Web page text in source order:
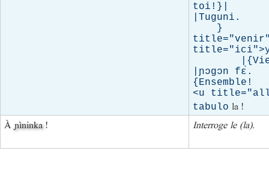
toi!}|
|Tuguni.
}
|ɲɔgɔn fɛ̀.
{Ensemble!
<u
tabulo la !
Àɲìninka! Interroge le (la).